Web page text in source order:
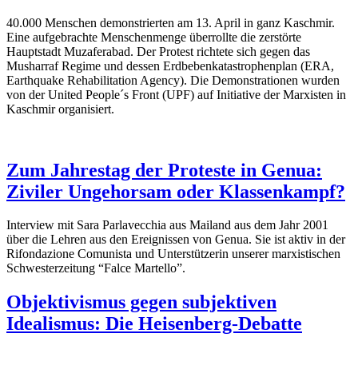
40.000 Menschen demonstrierten am 13. April in ganz Kaschmir.
Eine aufgebrachte Menschenmenge überrollte die zerstörte
Hauptstadt Muzaferabad. Der Protest richtete sich gegen das
Musharraf Regime und dessen Erdbebenkatastrophenplan (ERA,
Earthquake Rehabilitation Agency). Die Demonstrationen wurden
von der United People´s Front (UPF) auf Initiative der Marxisten in
Kaschmir organisiert.
Zum Jahrestag der Proteste in Genua:
Ziviler Ungehorsam oder Klassenkampf?
Interview mit Sara Parlavecchia aus Mailand aus dem Jahr 2001
über die Lehren aus den Ereignissen von Genua. Sie ist aktiv in der
Rifondazione Comunista und Unterstützerin unserer marxistischen
Schwesterzeitung “Falce Martello”.
Objektivismus gegen subjektiven
Idealismus: Die Heisenberg-Debatte